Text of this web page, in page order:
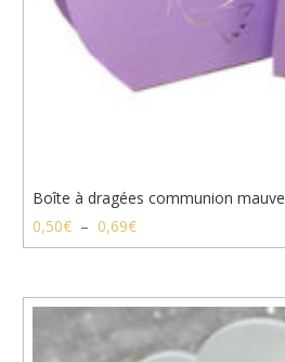
Boîte à dragées communion mauve
0,50€ – 0,69€Plage
de
0,50€
0,69€